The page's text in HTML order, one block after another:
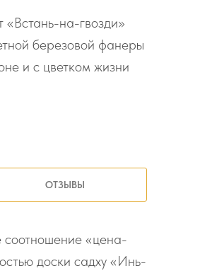
«Встань-на-гвозди»
березовой фанеры
и с цветком жизни
ОТЗЫВЫ
соотношение «цена-
доски садху «Инь-